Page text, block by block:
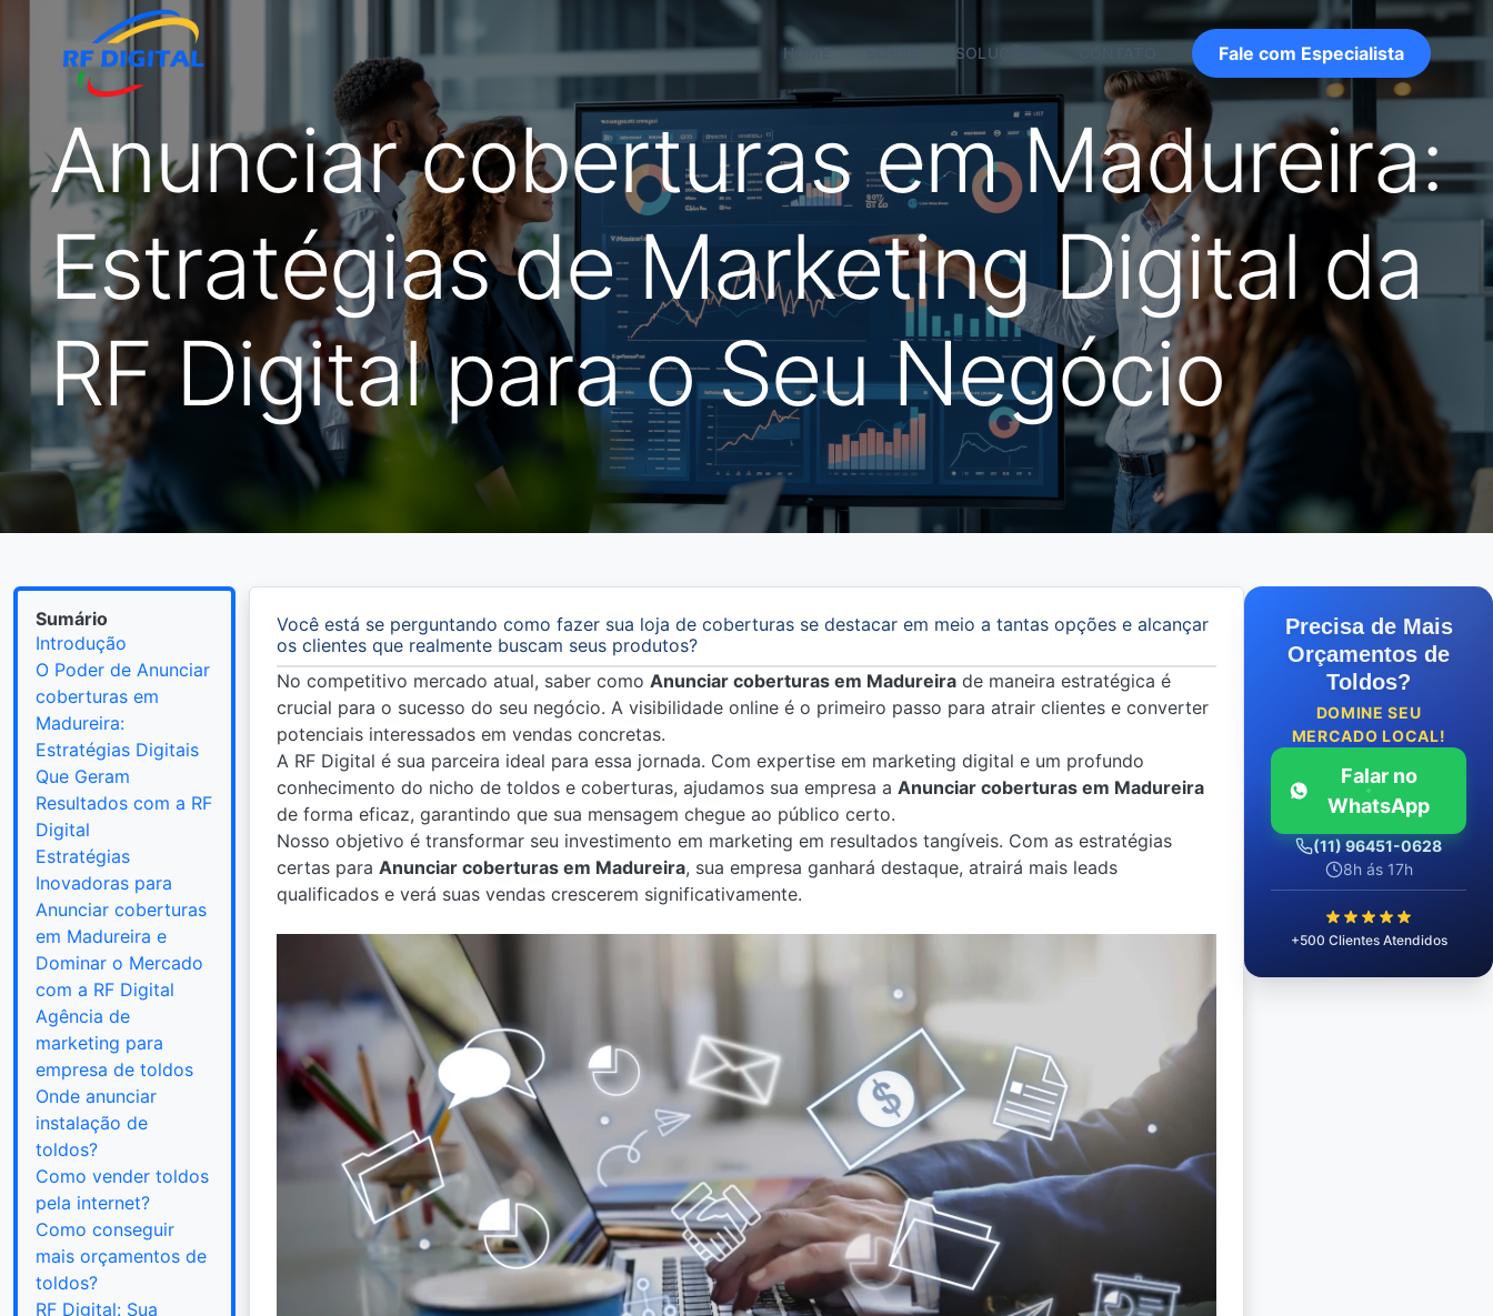
HOME SOBRE SOLUÇÕES Fale com Especialista
Anunciar coberturas em Madureira:
Estratégias de Marketing Digital da
RF Digital para o Seu Negócio
Sumário
Introdução
O Poder de Anunciar
coberturas em
Madureira:
Estratégias Digitais
Que Geram
Resultados com a RF
Digital
Estratégias
Inovadoras para
Anunciar coberturas
em Madureira e
Dominar o Mercado
com a RF Digital
Agência de
marketing para
empresa de toldos
Onde anunciar
instalação de
toldos?
Como vender toldos
pela internet?
Como conseguir
mais orçamentos de
toldos?
RF Digital: Sua
Você está se perguntando como fazer sua loja de coberturas se destacar em meio a tantas opções e alcançar
os clientes que realmente buscam seus produtos?
No competitivo mercado atual, saber como Anunciar coberturas em Madureira de maneira estratégica é
crucial para o sucesso do seu negócio. A visibilidade online é o primeiro passo para atrair clientes e converter
potenciais interessados em vendas concretas.
A RF Digital é sua parceira ideal para essa jornada. Com expertise em marketing digital e um profundo
conhecimento do nicho de toldos e coberturas, ajudamos sua empresa a Anunciar coberturas em Madureira
de forma eficaz, garantindo que sua mensagem chegue ao público certo.
Nosso objetivo é transformar seu investimento em marketing em resultados tangíveis. Com as estratégias
certas para Anunciar coberturas em Madureira, sua empresa ganhará destaque, atrairá mais leads
qualificados e verá suas vendas crescerem significativamente.
Precisa de Mais
Orçamentos de
Toldos?
DOMINE SEU
MERCADO LOCAL!
Falar no
WhatsApp
(11) 96451-0628
8h ás 17h
+500 Clientes Atendidos